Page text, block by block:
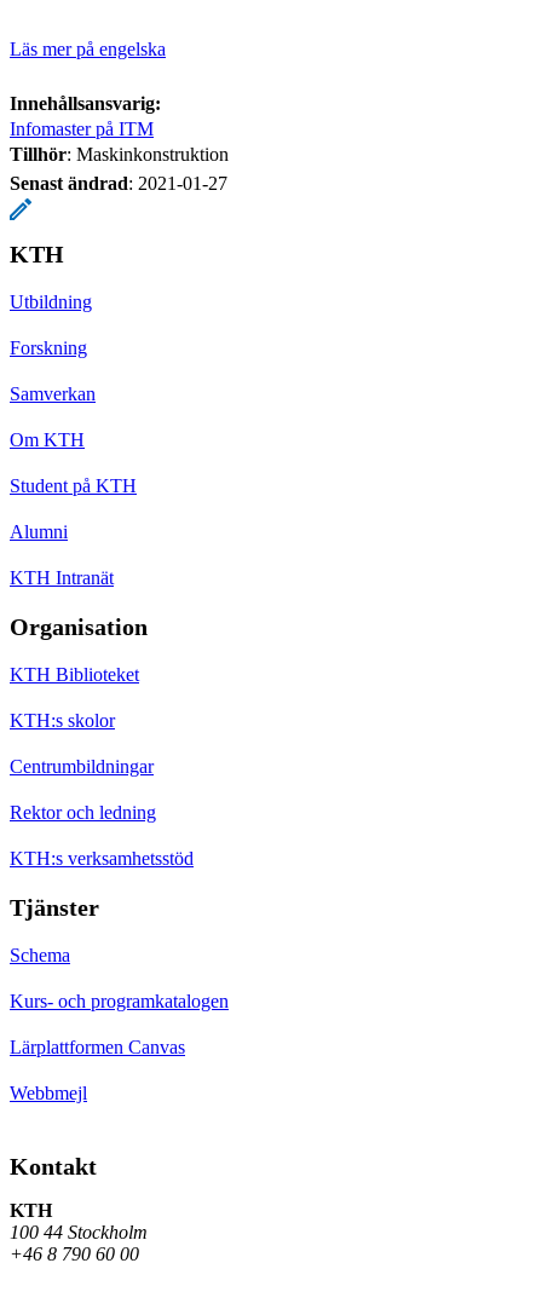
Läs mer på engelska
Innehållsansvarig:
Infomaster på ITM
Tillhör: Maskinkonstruktion
Senast ändrad: 2021-01-27
KTH
Utbildning
Forskning
Samverkan
Om KTH
Student på KTH
Alumni
KTH Intranät
Organisation
KTH Biblioteket
KTH:s skolor
Centrumbildningar
Rektor och ledning
KTH:s verksamhetsstöd
Tjänster
Schema
Kurs- och programkatalogen
Lärplattformen Canvas
Webbmejl
Kontakt
KTH
100 44 Stockholm
+46 8 790 60 00